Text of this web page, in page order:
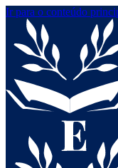
Ir para o conteúdo